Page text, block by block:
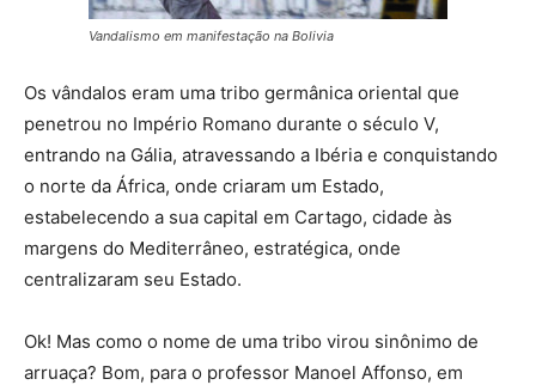
Vandalismo em manifestação na Bolivia
Os vândalos eram uma tribo germânica oriental que
penetrou no Império Romano durante o século V,
entrando na Gália, atravessando a Ibéria e conquistando
o norte da África, onde criaram um Estado,
estabelecendo a sua capital em Cartago, cidade às
margens do Mediterrâneo, estratégica, onde
centralizaram seu Estado.
Ok! Mas como o nome de uma tribo virou sinônimo de
arruaça? Bom, para o professor Manoel Affonso, em